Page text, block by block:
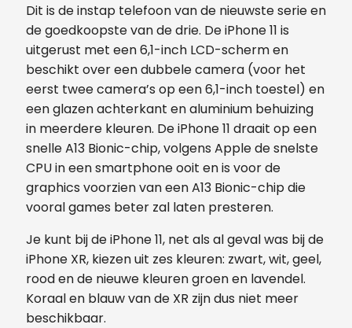
Dit is de instap telefoon van de nieuwste serie en
de goedkoopste van de drie. De iPhone 11 is
uitgerust met een 6,1-inch LCD-scherm en
beschikt over een dubbele camera (voor het
eerst twee camera’s op een 6,1-inch toestel) en
een glazen achterkant en aluminium behuizing
in meerdere kleuren. De iPhone 11 draait op een
snelle A13 Bionic-chip, volgens Apple de snelste
CPU in een smartphone ooit en is voor de
graphics voorzien van een A13 Bionic-chip die
vooral games beter zal laten presteren.
Je kunt bij de iPhone 11, net als al geval was bij de
iPhone XR, kiezen uit zes kleuren: zwart, wit, geel,
rood en de nieuwe kleuren groen en lavendel.
Koraal en blauw van de XR zijn dus niet meer
beschikbaar.